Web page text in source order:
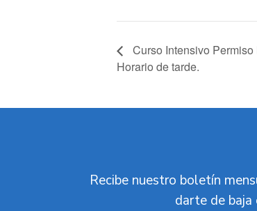
Curso Intensivo
Horario de tarde.
Recibe nuestro boletín
darte de